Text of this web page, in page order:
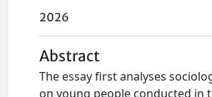
2026
Abstract
The essay first analyses
on young people conducted in